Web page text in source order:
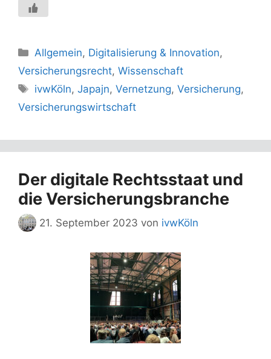
Kategorien
Allgemein, Digitalisierung & Innovation,
Versicherungsrecht, Wissenschaft
Schlagwörter
ivwKöln,Japajn,Vernetzung,Versicherung,
Versicherungswirtschaft
Der digitale Rechtsstaat und
die Versicherungsbranche
21. September 2023 von ivwKöln